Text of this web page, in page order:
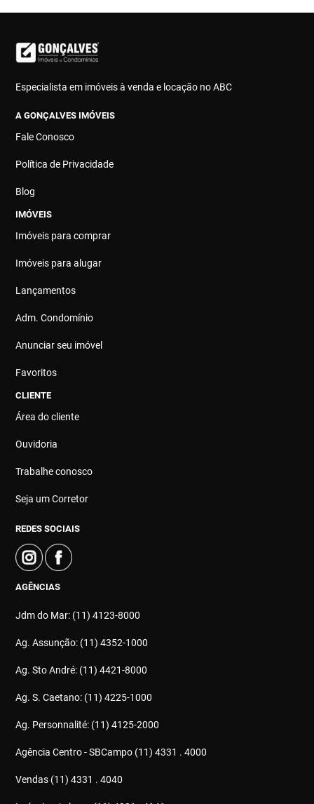
Especialista em imóveis à venda e locação no ABC
A GONÇALVES IMÓVEIS
Fale Conosco
Política de Privacidade
Blog
IMÓVEIS
Imóveis para comprar
Imóveis para alugar
Lançamentos
Adm. Condomínio
Anunciar seu imóvel
Favoritos
CLIENTE
Área do cliente
Ouvidoria
Trabalhe conosco
Seja um Corretor
REDES SOCIAIS
AGÊNCIAS
Jdm do Mar: (11) 4123-8000
Ag. Assunção: (11) 4352-1000
Ag. Sto André: (11) 4421-8000
Ag. S. Caetano: (11) 4225-1000
Ag. Personnalité: (11) 4125-2000
Agência Centro - SBCampo (11) 4331 . 4000
Vendas (11) 4331 . 4040